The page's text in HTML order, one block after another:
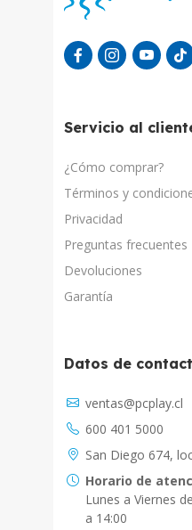
Servicio al
¿Cómo comprar?
Términos y
Privacidad
Preguntas frecuentes
Devoluciones
Garantía
Datos de
ventas@pcplay.cl
600 401 5000
San Diego 674,
Horario de
Lunes a Viernes
a 14:00
Chat con IA
PcPlay
Hola soy
PcPlay